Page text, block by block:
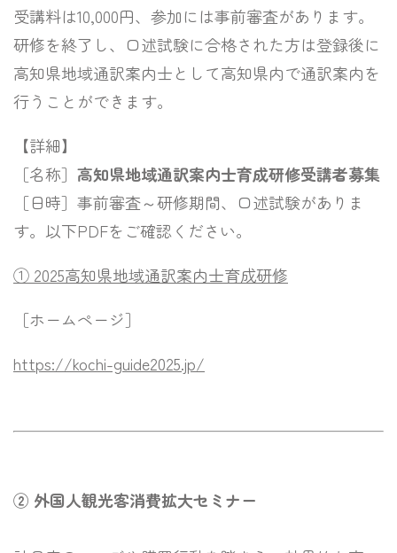
受講料は10,000円、参加には事前審査があります。
研修を終了し、口述試験に合格された方は登録後に
高知県地域通訳案内士として高知県内で通訳案内を
行うことができます。
【詳細】
［名称］ 高知県地域通訳案内士育成研修受講者募集
［日時］事前審査～研修期間、口述試験がありま
す。以下PDFをご確認ください。
① 2025高知県地域通訳案内士育成研修
［ホームページ］
https://kochi-guide2025.jp/
② 外国人観光客消費拡大セミナー